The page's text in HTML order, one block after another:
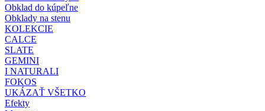
Obklad do kúpeľne
Obklady na stenu
KOLEKCIE
CALCE
SLATE
GEMINI
I NATURALI
FOKOS
UKÁZAŤ VŠETKO
Efekty